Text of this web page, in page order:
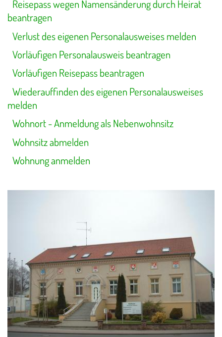
Reisepass wegen Namensänderung durch Heirat
beantragen
Verlust des eigenen Personalausweises melden
Vorläufigen Personalausweis beantragen
Vorläufigen Reisepass beantragen
Wiederauffinden des eigenen Personalausweises
melden
Wohnort - Anmeldung als Nebenwohnsitz
Wohnsitz abmelden
Wohnung anmelden